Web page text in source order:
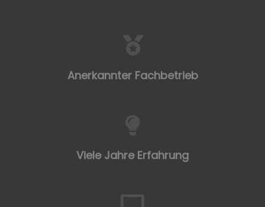
Anerkannter Fachbetrieb
Viele Jahre Erfahrung